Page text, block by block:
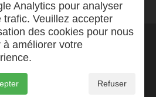
Analytics pour analyser
trafic. Veuillez accepter
des cookies pour nous
à améliorer votre
Refuser